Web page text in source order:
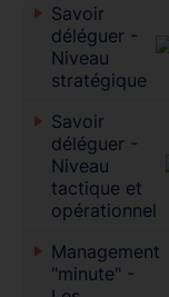
Savoir
déléguer -
Niveau
stratégique
Savoir
déléguer -
Niveau
tactique et
opérationnel
Management
"minute" -